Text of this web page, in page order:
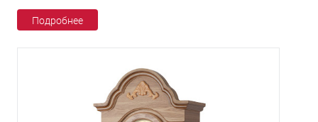
Подробнее